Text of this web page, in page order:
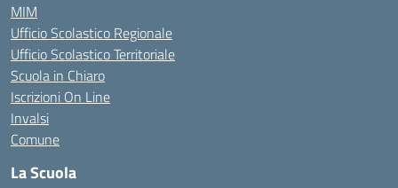
MIM
Ufficio Scolastico Regionale
Ufficio Scolastico Territoriale
Scuola in Chiaro
Iscrizioni On Line
Invalsi
Comune
La Scuola